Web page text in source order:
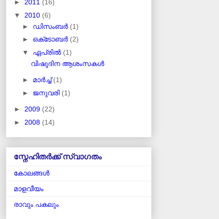
► 2011 (16)
▼ 2010 (6)
► ഡിസംബർ (1)
► ഒക്‌ടോബർ (2)
▼ ഏപ്രിൽ (1)
വിഷുദിന ആശംസകള്‍
► മാർച്ച്(1)
► ജനുവരി (1)
► 2009 (22)
► 2008 (14)
സ്നേഹിതർക്ക് സ്വാഗതം
കോലങ്ങള്‍
മാളവീയം
രാവും പകലും